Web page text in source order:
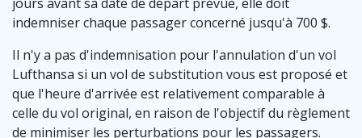
indemniser chaque passager concerné jusqu'à 700 $.
Il n'y a pas d'indemnisation pour l'annulation d'un vol
Lufthansa si un vol de substitution vous est proposé et
que l'heure d'arrivée est relativement comparable à
celle du vol original, en raison de l'objectif du règlement
de minimiser les perturbations pour les passagers.